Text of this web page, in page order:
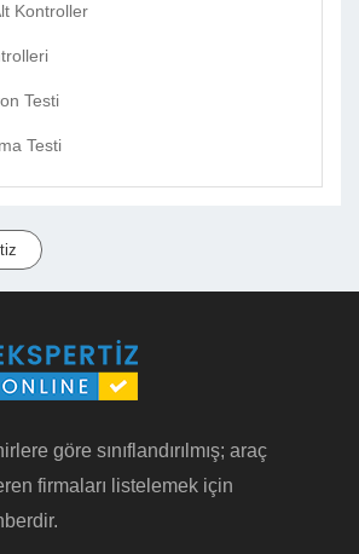
Kontroller
Testi
Testi
göre sınıflandırılmış; araç
firmaları listelemek için